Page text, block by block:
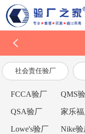
社会责任验厂
FCCA验厂 QMS
QSA验厂
家乐
验厂
Lowe's验厂 Nike